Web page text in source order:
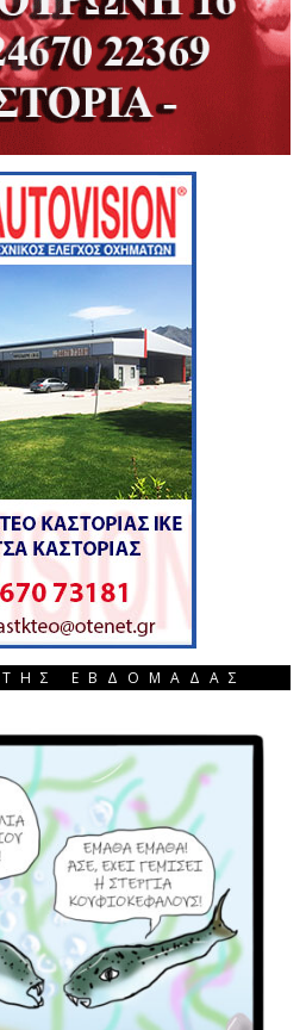
ΕΒΔΟΜΑΔΑΣ